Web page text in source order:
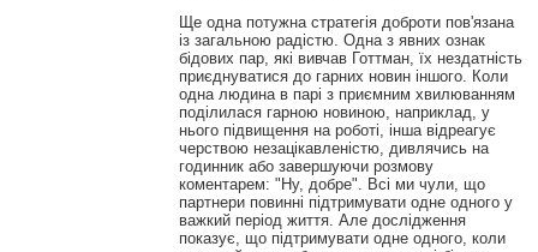
Ще одна потужна стратегія доброти пов'язана
із загальною радістю. Одна з явних ознак
бідових пар, які вивчав Готтман, їх нездатність
приєднуватися до гарних новин іншого. Коли
одна людина в парі з приємним хвилюванням
поділилася гарною новиною, наприклад, у
нього підвищення на роботі, інша відреагує
черствою незацікавленістю, дивлячись на
годинник або завершуючи розмову
коментарем: "Ну, добре". Всі ми чули, що
партнери повинні підтримувати одне одного у
важкий період життя. Але дослідження
показує, що підтримувати одне одного, коли